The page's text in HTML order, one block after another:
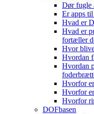
Dør fugle
Er apps
Hvad er
Hvad er
fortæller
Hvor
Hvordan
Hvordan
Hvorfor
Hvorfor
Hvorfor
DOFbasen